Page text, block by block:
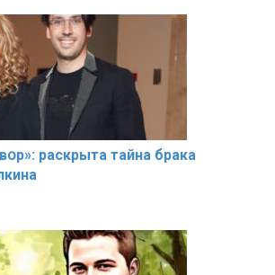
рaскрыта тaйна брaка